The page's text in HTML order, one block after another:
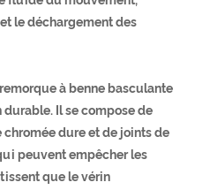
le déchargement des
à benne basculante
Il se compose de
dure et de joints de
peuvent empêcher les
que le vérin